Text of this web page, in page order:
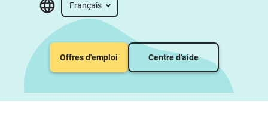
Français
Offres d'emploi Centre d'aide